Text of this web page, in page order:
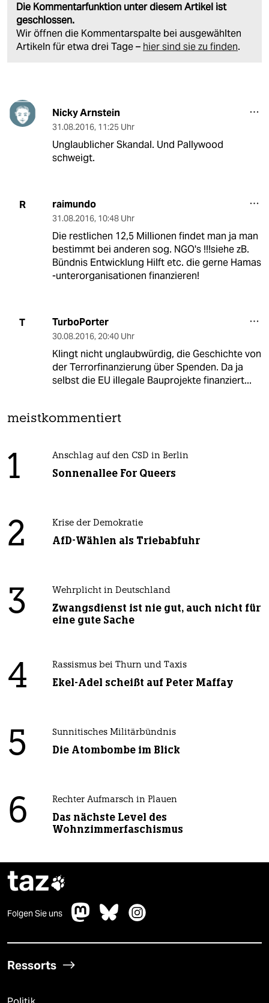
Die Kommentarfunktion unter diesem Artikel ist
geschlossen.
Wir öffnen die Kommentarspalte bei ausgewählten
Artikeln für etwa drei Tage – hier sind sie zu finden.
Nicky Arnstein
31.08.2016, 11:25 Uhr
Unglaublicher Skandal. Und Pallywood
schweigt.
R raimundo
31.08.2016, 10:48 Uhr
Die restlichen 12,5 Millionen findet man ja man
bestimmt bei anderen sog. NGO's !!!siehe zB.
Bündnis Entwicklung Hilft etc. die gerne Hamas
-unterorganisationen finanzieren!
T TurboPorter
30.08.2016, 20:40 Uhr
Klingt nicht unglaubwürdig, die Geschichte von
der Terrorfinanzierung über Spenden. Da ja
selbst die EU illegale Bauprojekte finanziert...
meistkommentiert
1 Anschlag auf den CSD in Berlin
Sonnenallee For Queers
2 Krise der Demokratie
AfD-Wählen als Triebabfuhr
3 Wehrplicht in Deutschland
Zwangsdienst ist nie gut, auch nicht für
eine gute Sache
4 Rassismus bei Thurn und Taxis
Ekel-Adel scheißt auf Peter Maffay
5 Sunnitisches Militärbündnis
Die Atombombe im Blick
6 Rechter Aufmarsch in Plauen
Das nächste Level des
Wohnzimmerfaschismus
taz
Folgen Sie uns
Ressorts